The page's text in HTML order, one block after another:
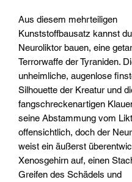
Aus diesem mehrteiligen
Kunststoffbausatz kannst
Neuroliktor bauen, eine
Terrorwaffe der Tyraniden.
unheimliche, augenlose
Silhouette der Kreatur und
fangschreckenartigen
seine Abstammung vom
offensichtlich, doch der
weist ein äußerst
Xenosgehirn auf, einen
Greifen des Schädels und